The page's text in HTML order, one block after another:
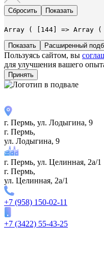
Array ( [144] => Array ( [ID]
Расширенный
Пользуясь сайтом, вы
для улучшения вашего
Принять
г. Пермь, ул. ​Лодыгина, 9
г. Пермь,
ул. ​Лодыгина, 9
г. Пермь, ул. Целинная, 2а/1
г. Пермь,
ул. Целинная, 2а/1
+7 (958) 150-02-11
+7 (3422) 55-43-25